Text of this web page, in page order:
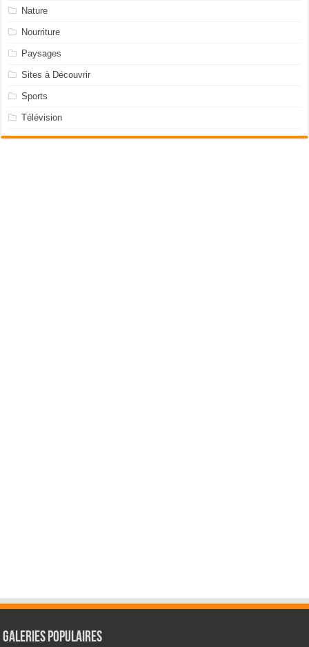
Nature
Nourriture
Paysages
Sites à Découvrir
Sports
Télévision
Galeries Populaires